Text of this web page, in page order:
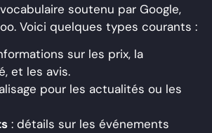
soutenu par Google,
Voici quelques types courants :
sur les prix, la
et les avis.
pour les actualités ou les
: détails sur les événements